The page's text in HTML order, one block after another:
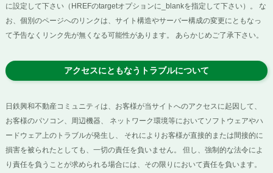
に設定して下さい（HREFのtargetオプションに_blankを指定して下さい）。 な
お、個別のページへのリンクは、サイト構造やサーバー構成の変更にともなっ
て予告なくリンク先が無くなる可能性があります。 あらかじめご了承下さい。
アクセスにともなうトラブルについて
日鉄興和不動産コミュニティは、お客様が当サイトへのアクセスに起因して、
お客様のパソコン、周辺機器、 ネットワーク環境等においてソフトウェアやハ
ードウェア上のトラブルが発生し、 それによりお客様が直接的または間接的に
損害を被られたとしても、一切の責任を負いません。 但し、強制的な法令によ
り責任を負うことが求められる場合には、その限りにおいて責任を負います。